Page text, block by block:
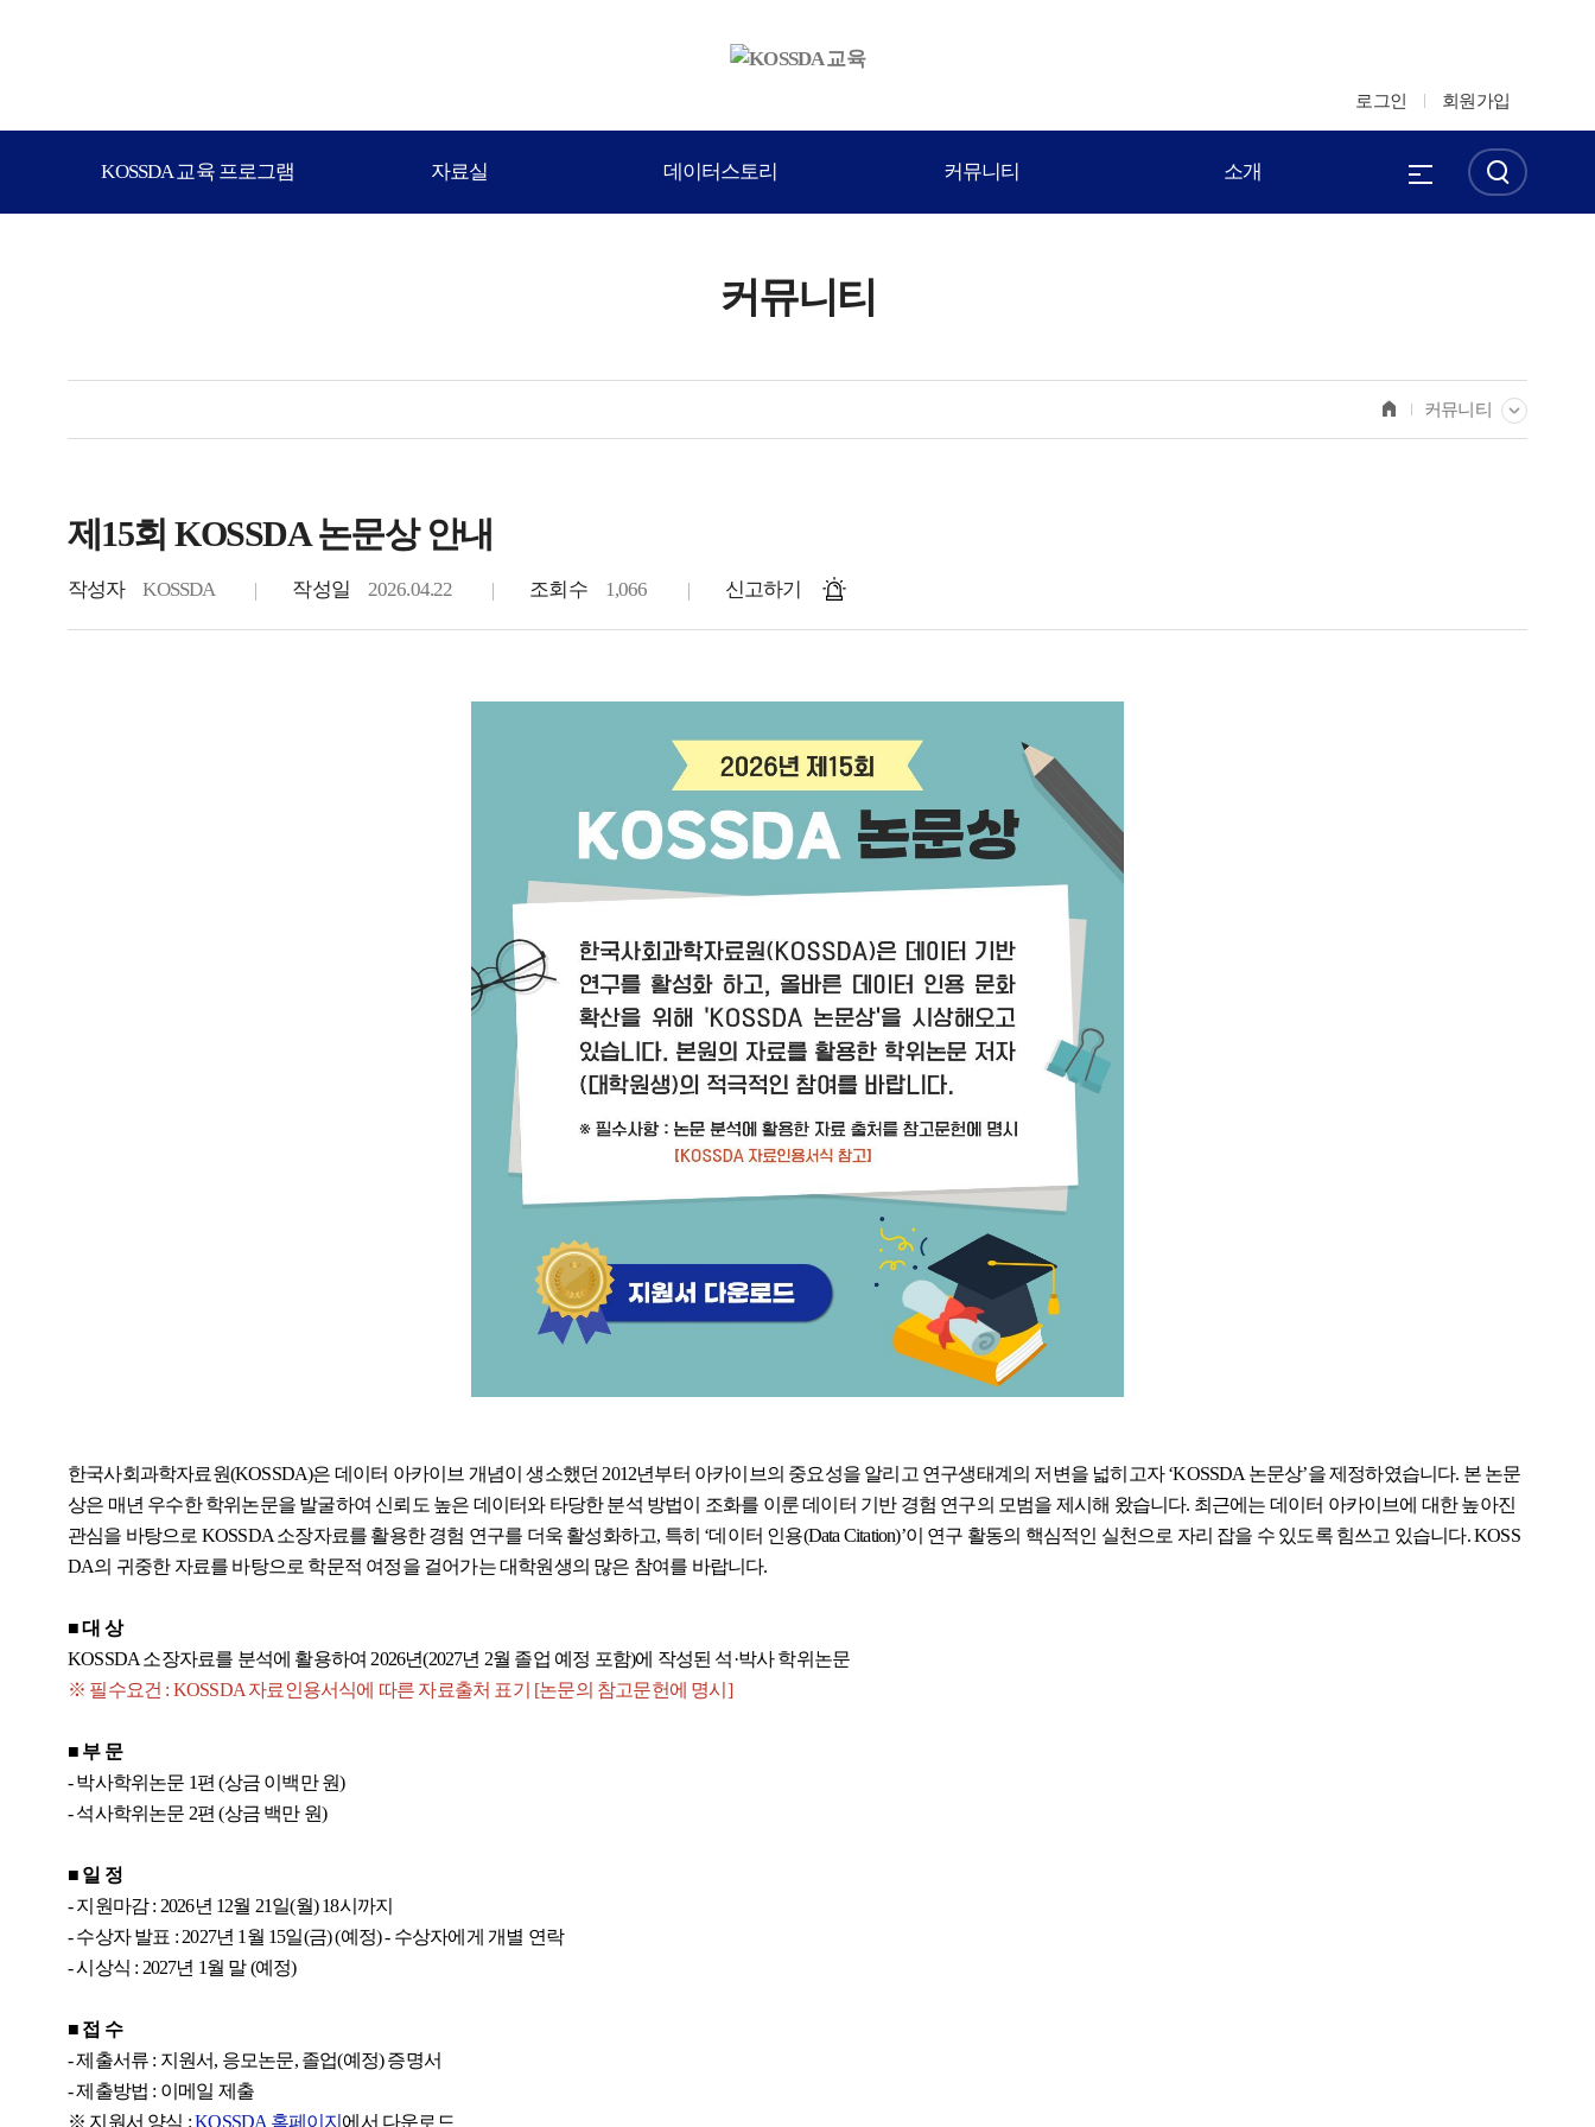
로그인 회원가입
KOSSDA 교육 프로그램 자료실 데이터스토리 커뮤니티 소개
커뮤니티
커뮤니티
제15회 KOSSDA 논문상 안내
작성자 KOSSDA 작성일 2026.04.22 조회수 1,066 신고하기
한국사회과학자료원(KOSSDA)은 데이터 아카이브 개념이 생소했던 2012년부터 아카이브의 중요성을 알리고 연구생태계의 저변을 넓히고자 ‘KOSSDA 논문상’을 제정하였습니다. 본 논문
상은 매년 우수한 학위논문을 발굴하여 신뢰도 높은 데이터와 타당한 분석 방법이 조화를 이룬 데이터 기반 경험 연구의 모범을 제시해 왔습니다. 최근에는 데이터 아카이브에 대한 높아진
관심을 바탕으로 KOSSDA 소장자료를 활용한 경험 연구를 더욱 활성화하고, 특히 ‘데이터 인용(Data Citation)’이 연구 활동의 핵심적인 실천으로 자리 잡을 수 있도록 힘쓰고 있습니다. KOSS
DA의 귀중한 자료를 바탕으로 학문적 여정을 걸어가는 대학원생의 많은 참여를 바랍니다.
■ 대 상
KOSSDA 소장자료를 분석에 활용하여 2026년(2027년 2월 졸업 예정 포함)에 작성된 석·박사 학위논문
※ 필수요건 : KOSSDA 자료인용서식에 따른 자료출처 표기 [논문의 참고문헌에 명시]
■ 부 문
- 박사학위논문 1편 (상금 이백만 원)
- 석사학위논문 2편 (상금 백만 원)
■ 일 정
- 지원마감 : 2026년 12월 21일(월) 18시까지
- 수상자 발표 : 2027년 1월 15일(금) (예정) - 수상자에게 개별 연락
- 시상식 : 2027년 1월 말 (예정)
■ 접 수
- 제출서류 : 지원서, 응모논문, 졸업(예정) 증명서
- 제출방법 : 이메일 제출
※ 지원서 양식 :KOSSDA 홈페이지 에서 다운로드